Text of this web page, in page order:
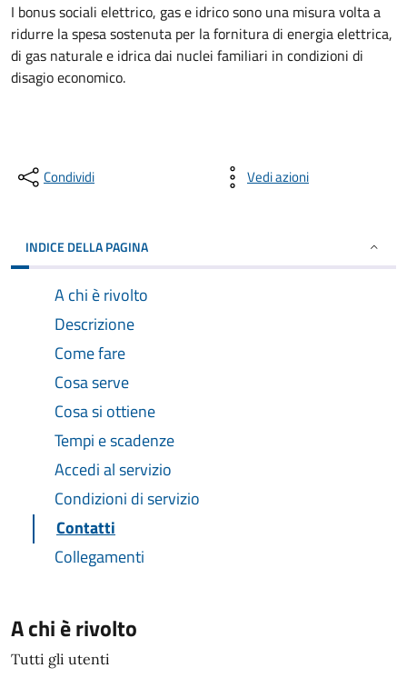
I bonus sociali elettrico, gas e idrico sono una misura volta a
ridurre la spesa sostenuta per la fornitura di energia elettrica,
di gas naturale e idrica dai nuclei familiari in condizioni di
disagio economico.
Condividi Vedi azioni
INDICE DELLA PAGINA
A chi è rivolto
Descrizione
Come fare
Cosa serve
Cosa si ottiene
Tempi e scadenze
Accedi al servizio
Condizioni di servizio
Contatti
Collegamenti
A chi è rivolto
Tutti gli utenti